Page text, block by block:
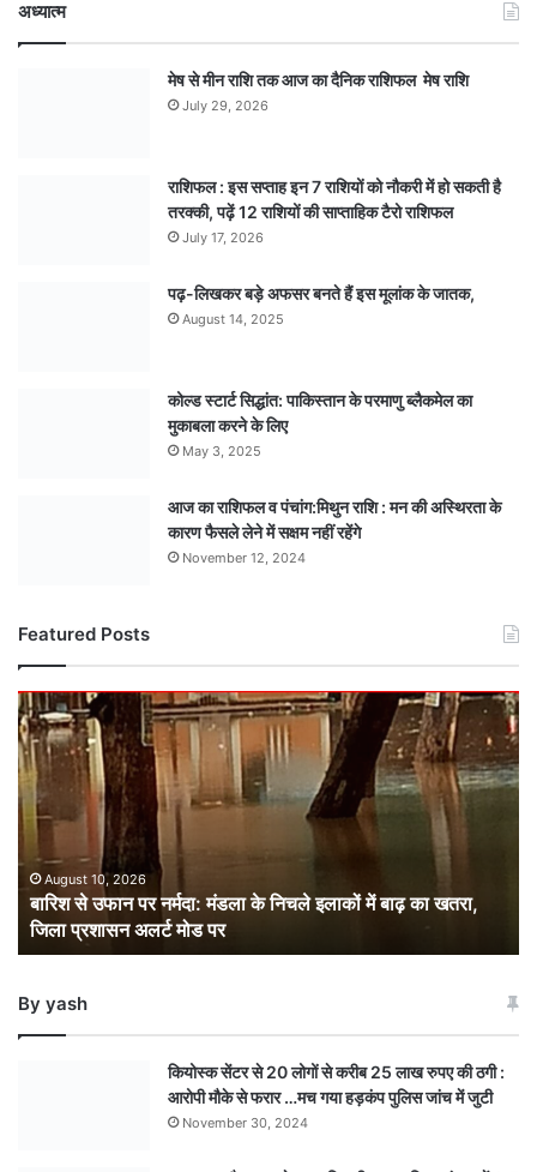
अध्यात्म
मेष से मीन राशि तक आज का दैनिक राशिफल मेष राशि
July 29, 2026
राशिफल : इस सप्ताह इन 7 राशियों को नौकरी में हो सकती है
तरक्की, पढ़ें 12 राशियों की साप्ताहिक टैरो राशिफल
July 17, 2026
पढ़-लिखकर बड़े अफसर बनते हैं इस मूलांक के जातक,
August 14, 2025
कोल्ड स्टार्ट सिद्धांत: पाकिस्तान के परमाणु ब्लैकमेल का
मुकाबला करने के लिए
May 3, 2025
आज का राशिफल व पंचांग:मिथुन राशि : मन की अस्थिरता के
कारण फैसले लेने में सक्षम नहीं रहेंगे
November 12, 2024
Featured Posts
बारिश
से
उफान
पर
नर्मदा:
मंडला
निचले
इलाकों
बाढ़
खतरा,
August 10, 2026
बारिश से उफान पर नर्मदा: मंडला के निचले इलाकों में बाढ़ का खतरा,
जिला प्रशासन अलर्ट मोड पर
By yash
कियोस्क सेंटर से 20 लोगों से करीब 25 लाख रुपए की ठगी :
आरोपी मौके से फरार …मच गया हड़कंप पुलिस जांच में जुटी
November 30, 2024